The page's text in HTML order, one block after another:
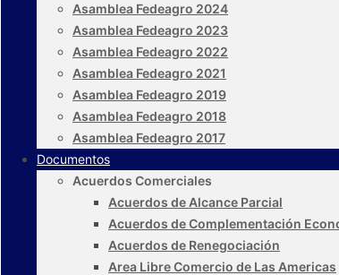
Asamblea Fedeagro 2024
Asamblea Fedeagro 2023
Asamblea Fedeagro 2022
Asamblea Fedeagro 2021
Asamblea Fedeagro 2019
Asamblea Fedeagro 2018
Asamblea Fedeagro 2017
Documentos
Acuerdos Comerciales
Acuerdos de Alcance Parcial
Acuerdos de Complementación
Acuerdos de Renegociación
Area Libre Comercio de Las Americas